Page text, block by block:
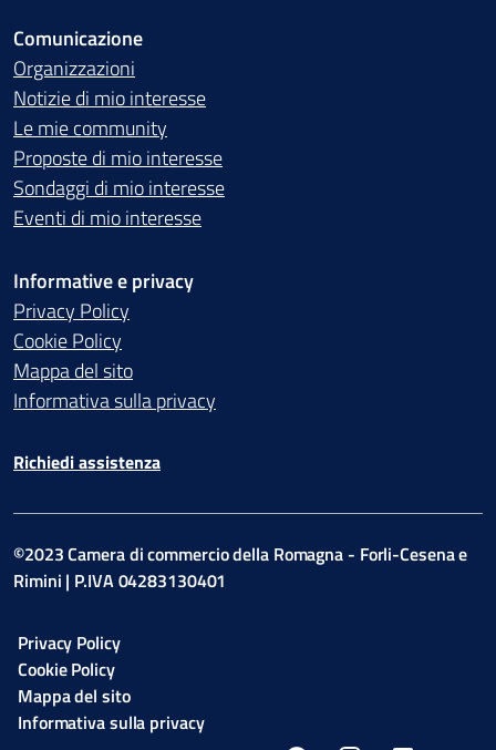
Comunicazione
Organizzazioni
Notizie di mio interesse
Le mie community
Proposte di mio interesse
Sondaggi di mio interesse
Eventi di mio interesse
Informative e privacy
Privacy Policy
Cookie Policy
Mappa del sito
Informativa sulla privacy
Richiedi assistenza
©2023 Camera di commercio della Romagna - Forli-Cesena e
Rimini | P.IVA 04283130401
Privacy Policy
Cookie Policy
Mappa del sito
Informativa sulla privacy